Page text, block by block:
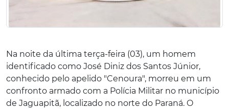
Na noite da última terça-feira (03), um homem
identificado como José Diniz dos Santos Júnior,
conhecido pelo apelido "Cenoura", morreu em um
confronto armado com a Polícia Militar no município
de Jaguapitã, localizado no norte do Paraná. O